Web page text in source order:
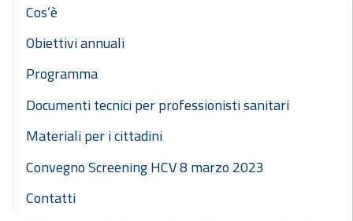
Cos’è
Obiettivi annuali
Programma
Documenti tecnici per professionisti sanitari
Materiali per i cittadini
Convegno Screening HCV 8 marzo 2023
Contatti